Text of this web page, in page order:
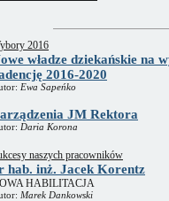
2016
władze dziekańskie na
2016-2020
Ewa Sapeńko
JM Rektora
Daria Korona
naszych pracowników
hab. inż. Jacek Korentz
HABILITACJA
Marek Dankowski